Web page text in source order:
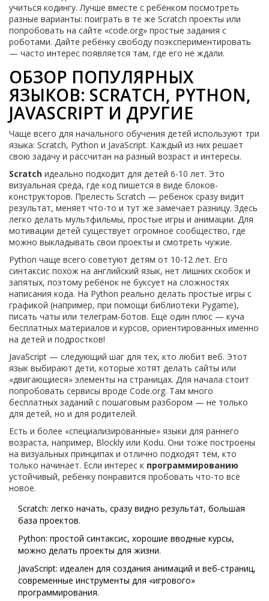
учиться кодингу. Лучше вместе с ребёнком посмотреть
разные варианты: поиграть в те же Scratch проекты или
попробовать на сайте «code.org» простые задания с
роботами. Дайте ребёнку свободу поэкспериментировать
— часто интерес появляется там, где его не ждали.
ОБЗОР ПОПУЛЯРНЫХ
ЯЗЫКОВ: SCRATCH, PYTHON,
JAVASCRIPT И ДРУГИЕ
Чаще всего для начального обучения детей используют три
языка: Scratch, Python и JavaScript. Каждый из них решает
свою задачу и рассчитан на разный возраст и интересы.
Scratch идеально подходит для детей 6-10 лет. Это
визуальная среда, где код пишется в виде блоков-
конструкторов. Прелесть Scratch — ребенок сразу видит
результат, меняет что-то и тут же замечает разницу. Здесь
легко делать мультфильмы, простые игры и анимации. Для
мотивации детей существует огромное сообщество, где
можно выкладывать свои проекты и смотреть чужие.
Python чаще всего советуют детям от 10-12 лет. Его
синтаксис похож на английский язык, нет лишних скобок и
запятых, поэтому ребёнок не буксует на сложностях
написания кода. На Python реально делать простые игры с
графикой (например, при помощи библиотеки Pygame),
писать чаты или телеграм-ботов. Ещё один плюс — куча
бесплатных материалов и курсов, ориентированных именно
на детей и подростков!
JavaScript — следующий шаг для тех, кто любит веб. Этот
язык выбирают дети, которые хотят делать сайты или
«двигающиеся» элементы на страницах. Для начала стоит
попробовать сервисы вроде Code.org. Там много
бесплатных заданий с пошаговым разбором — не только
для детей, но и для родителей.
Есть и более «специализированные» языки для раннего
возраста, например, Blockly или Kodu. Они тоже построены
на визуальных принципах и отлично подходят тем, кто
только начинает. Если интерес к программированию
устойчивый, ребёнку понравится пробовать что-то всё
новое.
Scratch: легко начать, сразу видно результат, большая
база проектов.
Python: простой синтаксис, хорошие вводные курсы,
можно делать проекты для жизни.
JavaScript: идеален для создания анимаций и веб-страниц,
современные инструменты для «игрового»
программирования.